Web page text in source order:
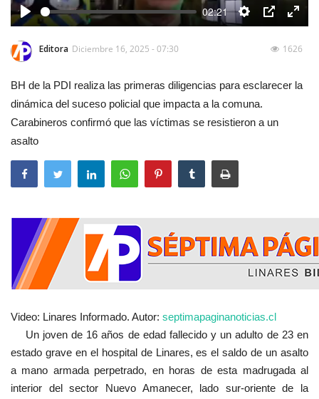
Play
02:21
Settings
PIP
Enter
Editora Diciembre 16, 2025 - 07:30 1626
BH de la PDI realiza las primeras diligencias para esclarecer la
dinámica del suceso policial que impacta a la comuna.
Carabineros confirmó que las víctimas se resistieron a un
asalto
Video: Linares Informado. Autor: septimapaginanoticias.cl
Un joven de 16 años de edad fallecido y un adulto de 23 en
estado grave en el hospital de Linares, es el saldo de un asalto
a mano armada perpetrado, en horas de esta madrugada al
interior del sector Nuevo Amanecer, lado sur-oriente de la